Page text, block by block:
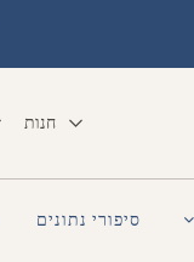
חנות
סיפורי נתונים